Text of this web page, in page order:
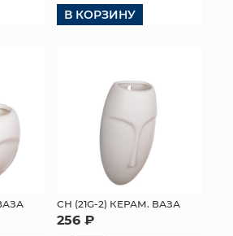
ЯЩИКИ
ПАКЕТЫ И СУМКИ
ПОДАРОЧНЫЕ КАРТЫ
ОПТОВЫМ КЛИЕНТАМ
В КОРЗИНУ
СН (21G-2) КЕРАМ. ВАЗА
256 ₽